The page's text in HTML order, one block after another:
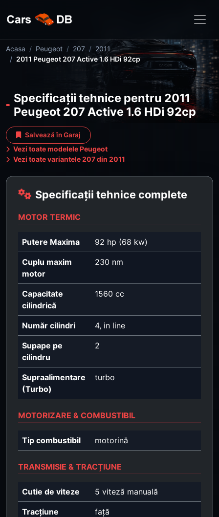
Acasa Peugeot 207
2011
2011 Peugeot 207 Active 1.6 HDi 92cp
Specificații tehnice pentru 2011
Peugeot 207 Active 1.6 HDi 92cp
Salvează în Garaj
Vezi toate modelele Peugeot
Vezi toate variantele 207 din 2011
Specificații tehnice complete
MOTOR TERMIC
Putere Maxima 92 hp (68 kw)
Cuplu maxim
motor
230 nm
Capacitate
cilindrică
1560 cc
Număr cilindri 4, in line
Supape pe
cilindru
2
Supraalimentare
(Turbo)
turbo
MOTORIZARE & COMBUSTIBIL
Tip combustibil motorină
TRANSMISIE & TRACȚIUNE
Cutie de viteze 5 viteză manuală
Tracțiune față